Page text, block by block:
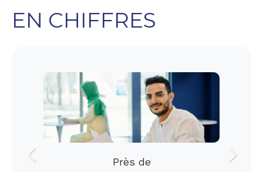
EN CHIFFRES
Près de
Slide précédent Slide